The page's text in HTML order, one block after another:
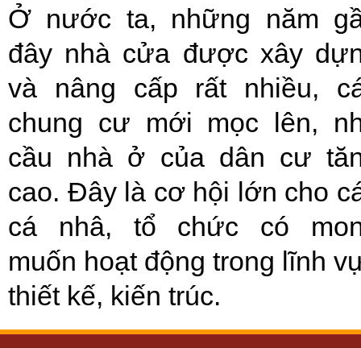
Ở nước ta, những năm
đây nhà cửa được xây
và nâng cấp rất nhiều,
chung cư mới mọc lên,
cầu nhà ở của dân cư
cao. Đây là cơ hội lớn cho
cá nhâ, tổ chức có
muốn hoạt động trong lĩnh
thiết kế, kiến trúc.